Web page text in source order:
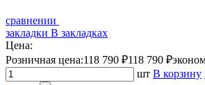
сравнении
закладки В закладках
Цена:
Розничная цена:118 790 ₽118 790 ₽
шт В корзину